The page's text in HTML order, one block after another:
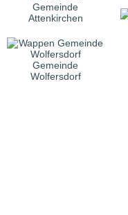
Gemeinde
Attenkirchen
Gemeinde
Wolfersdorf